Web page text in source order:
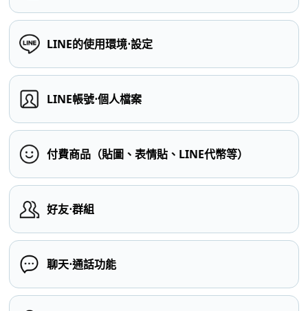
LINE的使用環境⋅設定
LINE帳號⋅個人檔案
付費商品（貼圖、表情貼、LINE代幣等）
好友⋅群組
聊天⋅通話功能